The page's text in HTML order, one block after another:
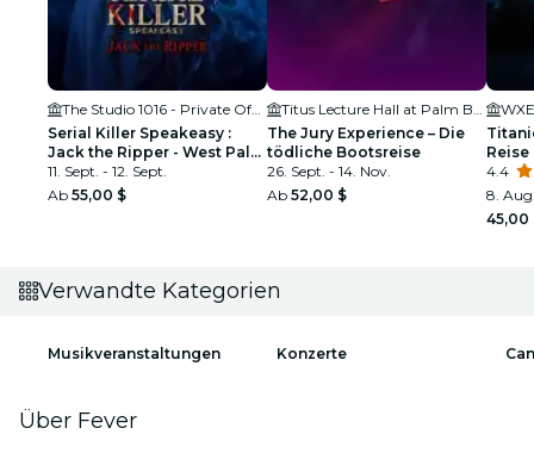
Serial Killer Speakeasy :
Jack the Ripper - West Palm
Beach
11. Sept. - 12. Sept.
Ab 55,00 $
The Jury Experience – Die
tödliche Bootsreise
26. Sept. - 14. Nov.
Ab 52,00 $
Reise
4.4
8.
45,00
Verwandte Kategorien
Musikveranstaltungen Konzerte
Über Fever